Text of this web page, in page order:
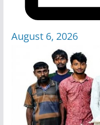
August 6, 2026